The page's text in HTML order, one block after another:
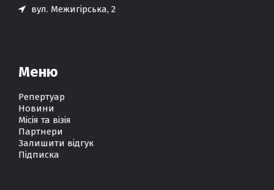
вул. Межигірська, 2
Меню
Репертуар
Новини
Місія та візія
Партнери
Залишити відгук
Підписка